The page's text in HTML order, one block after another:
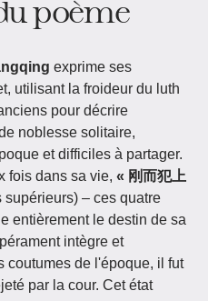
poème
exprime ses
utilisant la froideur du luth
pour décrire
noblesse solitaire,
et difficiles à partager.
fois dans sa vie, « 刚而犯上
– ces quatre
entièrement le destin de sa
intègre et
coutumes de l'époque, il fut
par la cour. Cet état